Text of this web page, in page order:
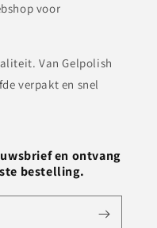
voor
Van Gelpolish
verpakt en snel
en ontvang
bestelling.